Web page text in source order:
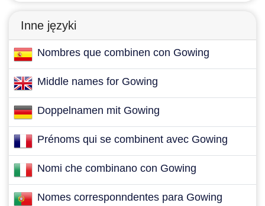
Inne języki
Nombres que combinen con Gowing
Middle names for Gowing
Doppelnamen mit Gowing
Prénoms qui se combinent avec Gowing
Nomi che combinano con Gowing
Nomes corresponndentes para Gowing